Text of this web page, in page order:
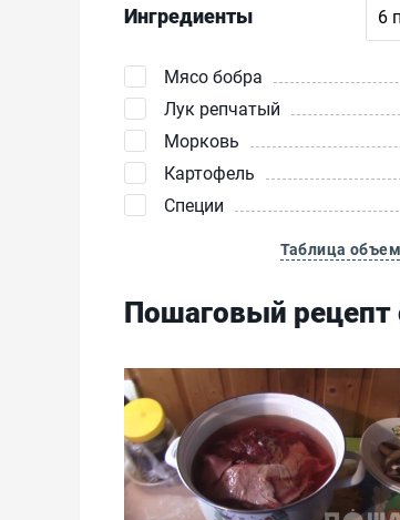
Ингредиенты
Мясо бобра
Лук репчатый
Морковь
Картофель
Специи
Таблица
Пошаговый рецепт